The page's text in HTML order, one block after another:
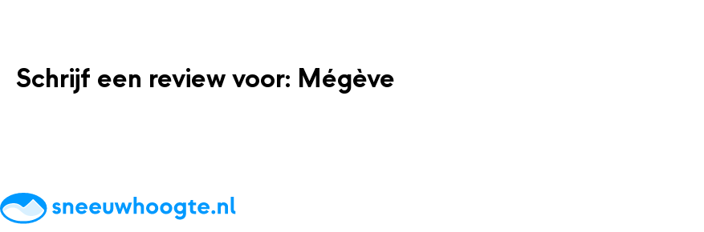
Schrijf een review voor: Mégève